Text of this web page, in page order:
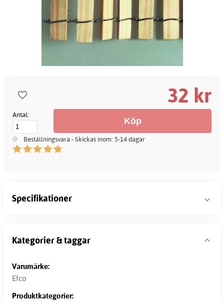
32 kr
Antal:
Beställningsvara - Skickas inom: 5-14 dagar
Specifikationer
Kategorier & taggar
Varumärke:
Efco
Produktkategorier: